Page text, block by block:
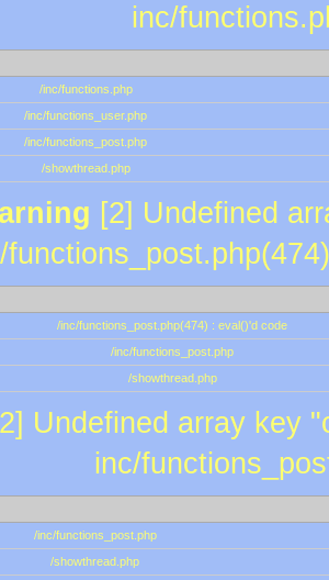
inc/
/inc/functions.php
/inc/functions_user.php
/inc/functions_post.php
/showthread.php
[2] Undefined
/inc/functions_post.php(474) : eval()'d code
/inc/functions_post.php
/showthread.php
Undefined array key
inc/
/inc/functions_post.php
/showthread.php